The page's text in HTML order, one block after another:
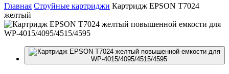
Главная Струйные картриджи Картридж EPSON T7024
желтый